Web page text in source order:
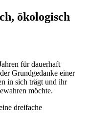
ökologisch
für dauerhaft
Grundgedanke einer
in sich trägt und ihr
möchte.
dreifache